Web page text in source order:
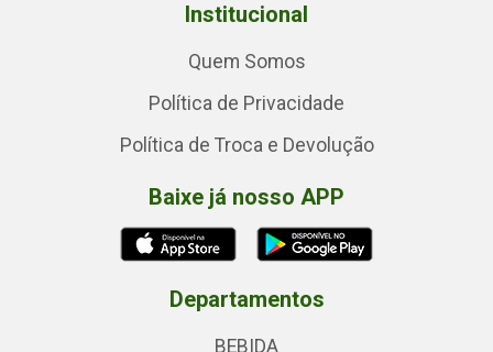
Institucional
Quem Somos
Política de Privacidade
Política de Troca e Devolução
Baixe já nosso APP
Departamentos
BEBIDA